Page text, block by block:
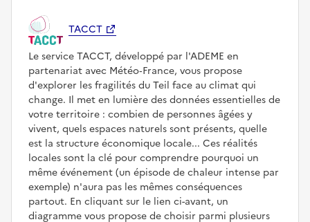
TACCT
Le service TACCT, développé par l'ADEME en
partenariat avec Météo‑France, vous propose
d'explorer les fragilités du Teil face au climat qui
change. Il met en lumière des données essentielles de
votre territoire : combien de personnes âgées y
vivent, quels espaces naturels sont présents, quelle
est la structure économique locale... Ces réalités
locales sont la clé pour comprendre pourquoi un
même événement (un épisode de chaleur intense par
exemple) n'aura pas les mêmes conséquences
partout. En cliquant sur le lien ci-avant, un
diagramme vous propose de choisir parmi plusieurs